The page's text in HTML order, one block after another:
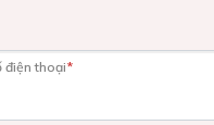
điện thoại*